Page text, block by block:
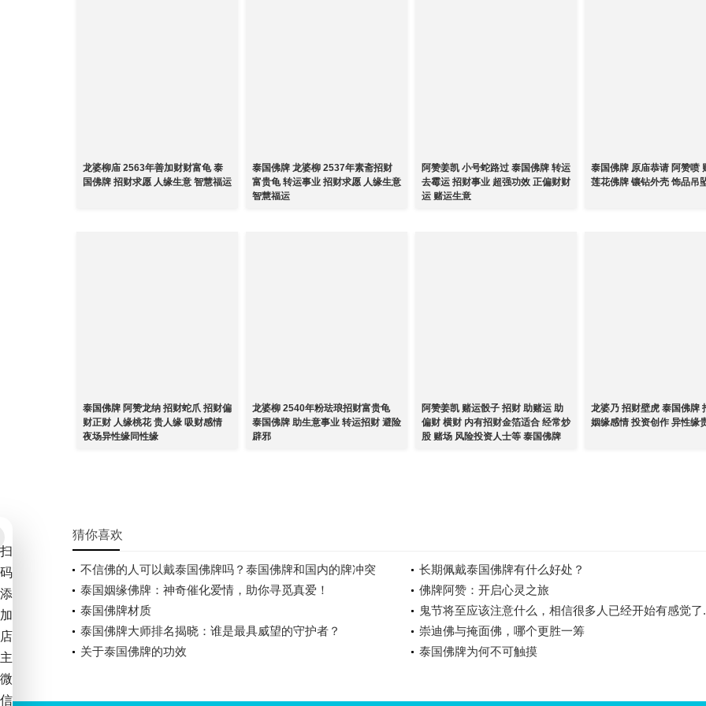
龙婆柳庙 2563年善加财财富龟 泰
国佛牌 招财求愿 人缘生意 智慧福运
泰国佛牌 龙婆柳 2537年素斋招财
富贵龟 转运事业 招财求愿 人缘生意
智慧福运
阿赞姜凯 小号蛇路过 泰国佛牌 转运
去霉运 招财事业 超强功效 正偏财财
运 赌运生意
泰国佛牌 原庙恭请 阿赞喷
莲花佛牌 镶钻外壳 饰品吊
泰国佛牌 阿赞龙纳 招财蛇爪 招财偏
财正财 人缘桃花 贵人缘 吸财感情
夜场异性缘同性缘
龙婆柳 2540年粉珐琅招财富贵龟
泰国佛牌 助生意事业 转运招财 避险
辟邪
阿赞姜凯 赌运骰子 招财 助赌运 助
偏财 横财 内有招财金箔适合 经常炒
股 赌场 风险投资人士等 泰国佛牌
龙婆乃 招财壁虎 泰国佛牌
姻缘感情 投资创作 异性缘
猜你喜欢
不信佛的人可以戴泰国佛牌吗？泰国佛牌和国内的牌冲突
吗？佛牌怎么请走？
长期佩戴泰国佛牌有什么好处？
泰国姻缘佛牌：神奇催化爱情，助你寻觅真爱！
佛牌阿赞：开启心灵之旅
泰国佛牌材质
鬼节将至应该注意什么，相信很多人已经开始有感觉了
泰国佛牌大师排名揭晓：谁是最具威望的守护者？
崇迪佛与掩面佛，哪个更胜一筹
关于泰国佛牌的功效
泰国佛牌为何不可触摸
扫
码
添
加
店
主
微
信